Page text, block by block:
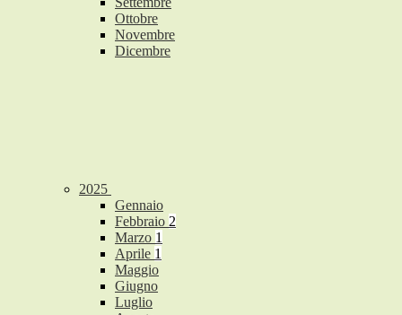
Ottobre
Novembre
Dicembre
2025
Gennaio
Febbraio 2
Marzo 1
Aprile 1
Maggio
Giugno
Luglio